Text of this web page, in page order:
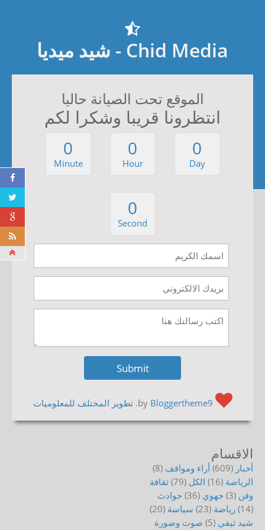
Chid Media - شيد ميديا
الموقع تحت الصيانة حاليا
انتظرونا قريبا وشكرا لكم
0
Day
0
Hour
0
Minute
0
Second
Bloggertheme9
.تطوير المختلف للمعلوميات
الاقسام
أخبار (609) أراء ومواقف (8)
الرياضة (16) الكل (79) ثقافة
وفن (3) جهوي (36) حوادث
(14) رياضة (23) سياسة (20)
شيد ثيفي (5) صوت وصورة